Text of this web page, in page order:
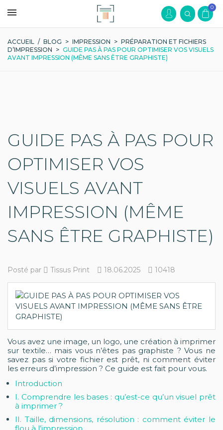
0
ACCUEIL / BLOG > IMPRESSION > PRÉPARATION ET FICHIERS
D’IMPRESSION > GUIDE PAS À PAS POUR OPTIMISER VOS VISUELS
AVANT IMPRESSION (MÊME SANS ÊTRE GRAPHISTE)
GUIDE PAS À PAS POUR
OPTIMISER VOS
VISUELS AVANT
IMPRESSION (MÊME
SANS ÊTRE GRAPHISTE)
Posté par Tissus Print 18.06.2025 10418
Vous avez une image, un logo, une création à imprimer
sur textile… mais vous n’êtes pas graphiste ? Vous ne
savez pas si votre fichier est prêt, ni comment éviter
les erreurs d’impression ? Ce guide est fait pour vous.
Introduction
I. Comprendre les bases : qu’est-ce qu’un visuel prêt
à imprimer ?
II. Taille, dimensions, résolution : comment éviter le
flou à l’impression